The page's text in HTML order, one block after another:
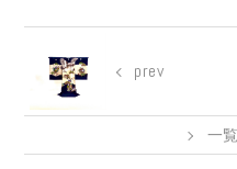
prev
一